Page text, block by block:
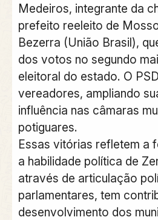
Medeiros, integrante da
prefeito reeleito de
Bezerra (União Brasil),
dos votos no segundo
eleitoral do estado. O
vereadores, ampliando
influência nas câmaras
potiguares.
Essas vitórias refletem a
a habilidade política de
através de articulação
parlamentares, tem
desenvolvimento dos